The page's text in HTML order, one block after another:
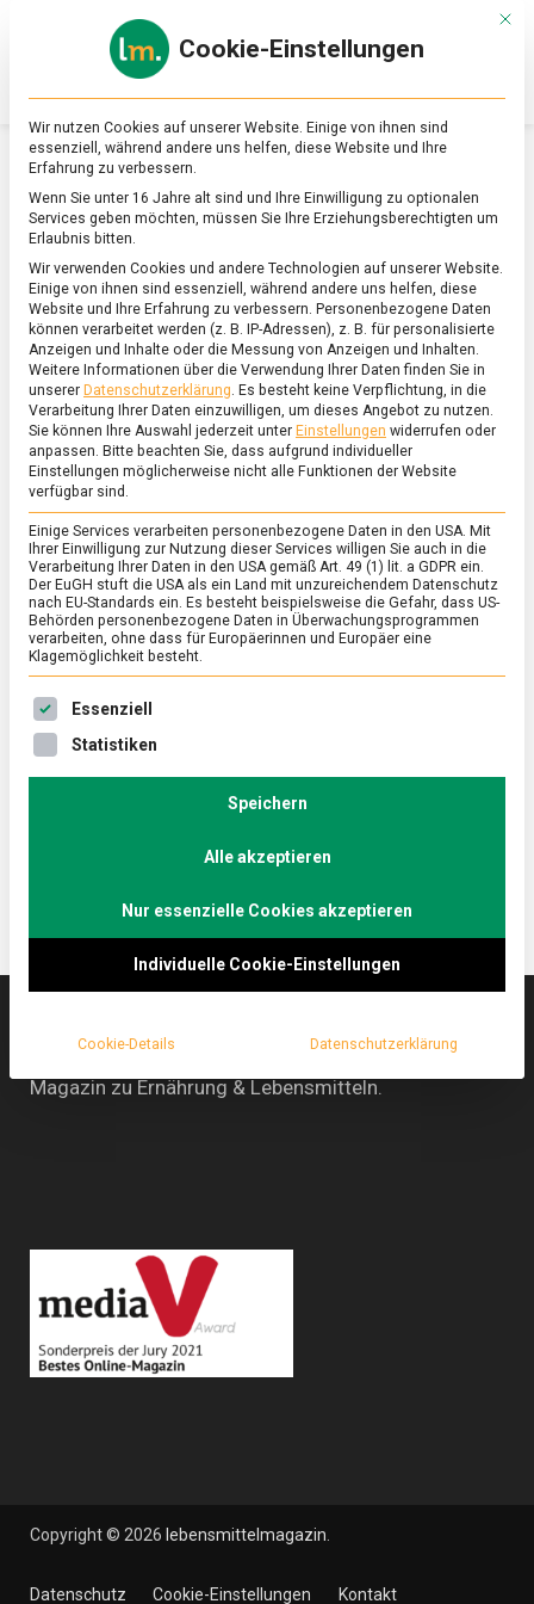
Online-
Magazin
zu
&
Ernährung
SCHLAGWORT:BOBA TEA
ERNÄHRUNG & GESUNDHEIT /FEATURED
Jenseits der Regenbogenfarben –
Boba Tea, original wie in Taiwan
6. August 2021
–
Taiwan
In Berlin ist es schwül-heiß – Zeit für eine
Erfrischung! Lebensmittelmagazin.de genießt Bubble
Tee, eine taiwanesische Spezialität, die hierzulande
Magazin zu Ernährung & Lebensmitteln.
Copyright © 2026 lebensmittelmagazin
Datenschutz Cookie-Einstellungen Kontakt
Mit
Cookie-Einstellungen
Wir nutzen Cookies auf unserer Website. Einige von ihnen sind
essenziell, während andere uns helfen, diese Website und Ihre
Erfahrung zu verbessern.
Wenn Sie unter 16 Jahre alt sind und Ihre Einwilligung zu optionalen
Services geben möchten, müssen Sie Ihre Erziehungsberechtigten um
Erlaubnis bitten.
Wir verwenden Cookies und andere Technologien auf unserer Website.
Einige von ihnen sind essenziell, während andere uns helfen, diese
Website und Ihre Erfahrung zu verbessern. Personenbezogene Daten
können verarbeitet werden (z. B. IP-Adressen), z. B. für personalisierte
Anzeigen und Inhalte oder die Messung von Anzeigen und Inhalten.
Weitere Informationen über die Verwendung Ihrer Daten finden Sie in
unserer Datenschutzerklärung. Es besteht keine Verpflichtung, in die
Verarbeitung Ihrer Daten einzuwilligen, um dieses Angebot zu nutzen.
Sie können Ihre Auswahl jederzeit unter Einstellungen widerrufen oder
anpassen. Bitte beachten Sie, dass aufgrund individueller
Einstellungen möglicherweise nicht alle Funktionen der Website
verfügbar sind.
Einige Services verarbeiten personenbezogene Daten in den USA. Mit
Ihrer Einwilligung zur Nutzung dieser Services willigen Sie auch in die
Verarbeitung Ihrer Daten in den USA gemäß Art. 49 (1) lit. a GDPR ein.
Der EuGH stuft die USA als ein Land mit unzureichendem Datenschutz
nach EU-Standards ein. Es besteht beispielsweise die Gefahr, dass US-
Behörden personenbezogene Daten in Überwachungsprogrammen
verarbeiten, ohne dass für Europäerinnen und Europäer eine
Klagemöglichkeit besteht.
Es folgt eine Liste der Service-Gruppen, für die eine
Essenziell
Statistiken
Speichern
Alle akzeptieren
Nur essenzielle Cookies akzeptieren
Individuelle Cookie-Einstellungen
Cookie-Details Datenschutzerklärung